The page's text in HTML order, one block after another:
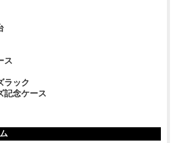
ス
ラック
記念ケース